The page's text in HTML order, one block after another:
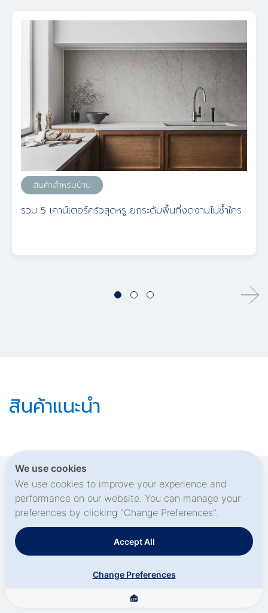
สินค้าสำหรับบ้าน
รวม 5 เคาน์เตอร์ครัวสุดหรู ยกระดับพื้นที่งดงามไม่ซ้ำใคร
สินค้าแนะนำ
หน้าหลัก
ข่าวสารและบทความ
We use cookies
We use cookies to improve your experience and
performance on our website. You can manage your
preferences by clicking "Change Preferences".
Accept All
Change Preferences